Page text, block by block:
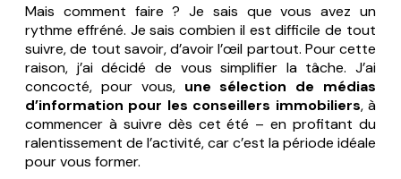
Mais comment faire ? Je sais que vous avez un
rythme effréné. Je sais combien il est difficile de tout
suivre, de tout savoir, d’avoir l’œil partout. Pour cette
raison, j’ai décidé de vous simplifier la tâche. J’ai
concocté, pour vous, une sélection de médias
d’information pour les conseillers immobiliers, à
commencer à suivre dès cet été – en profitant du
ralentissement de l’activité, car c’est la période idéale
pour vous former.